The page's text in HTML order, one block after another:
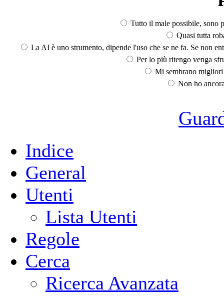
Tutto il male possibile, sono
Quasi tutta
La AI è uno strumento, dipende l'uso che se ne fa. Se non
Per lo più ritengo venga
Mi sembrano
Non ho
Indice
General
Utenti
Lista Utenti
Regole
Cerca
Ricerca Avanzata